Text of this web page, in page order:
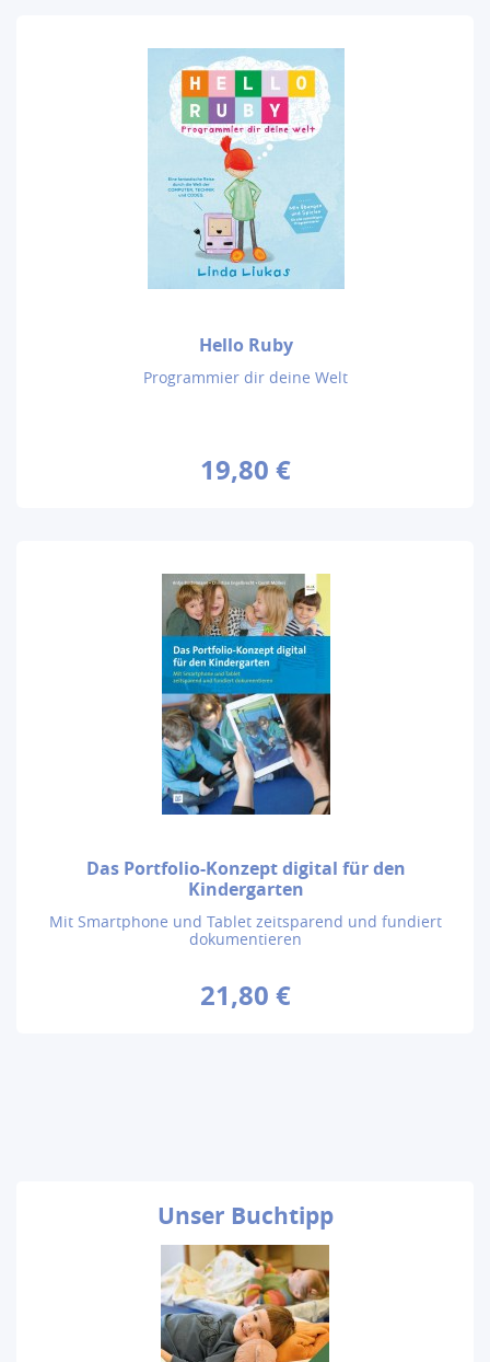
Hello Ruby
Programmier dir deine Welt
19,80 €
Das Portfolio-Konzept digital für den
Kindergarten
Mit Smartphone und Tablet zeitsparend und fundiert
dokumentieren
21,80 €
Unser Buchtipp